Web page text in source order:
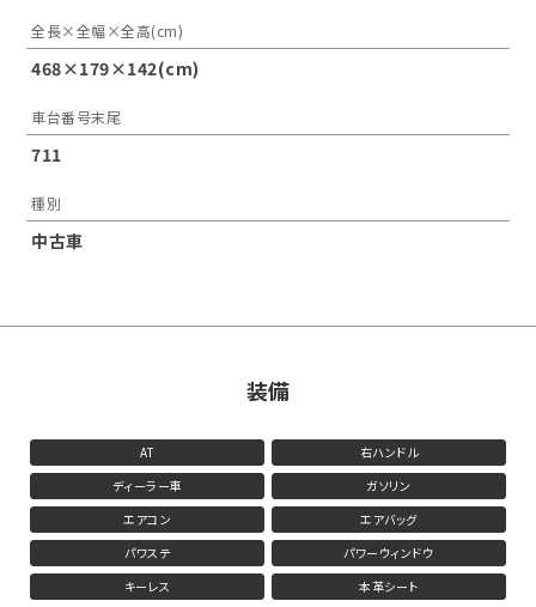
全長×全幅×全高(cm)
468×179×142(cm)
車台番号末尾
711
種別
中古車
装備
AT
右ハンドル
ディーラー車
ガソリン
エアコン
エアバッグ
パワステ
パワーウィンドウ
キーレス
本革シート